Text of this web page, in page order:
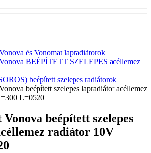
és Vonomat lapradiátorok
BEÉPÍTETT SZELEPES acéllemez
beépített szelepes radiátorok
beépített szelepes lapradiátor acéllemez
L=0520
beépített szelepes
radiátor 10V